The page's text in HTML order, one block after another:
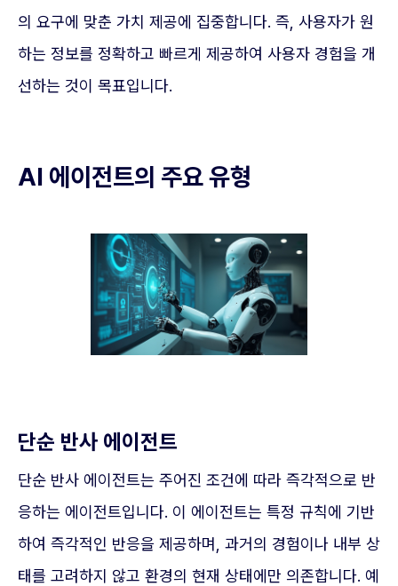
의 요구에 맞춘 가치 제공에 집중합니다. 즉, 사용자가 원
하는 정보를 정확하고 빠르게 제공하여 사용자 경험을 개
선하는 것이 목표입니다.
AI 에이전트의 주요 유형
단순 반사 에이전트
단순 반사 에이전트는 주어진 조건에 따라 즉각적으로 반
응하는 에이전트입니다. 이 에이전트는 특정 규칙에 기반
하여 즉각적인 반응을 제공하며, 과거의 경험이나 내부 상
태를 고려하지 않고 환경의 현재 상태에만 의존합니다. 예